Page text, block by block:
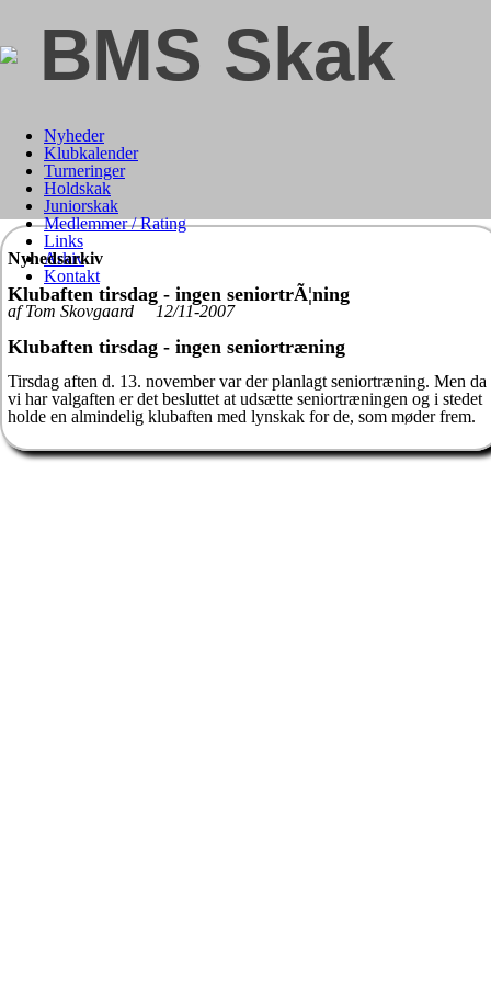
BMS Skak
Nyheder
Klubkalender
Turneringer
Holdskak
Juniorskak
Medlemmer / Rating
Links
Arkiv
Kontakt
Nyhedsarkiv
Klubaften tirsdag - ingen seniortrÃ¦ning
af Tom Skovgaard 12/11-2007
Klubaften tirsdag - ingen seniortræning
Tirsdag aften d. 13. november var der planlagt seniortræning. Men da
vi har valgaften er det besluttet at udsætte seniortræningen og i stedet
holde en almindelig klubaften med lynskak for de, som møder frem.